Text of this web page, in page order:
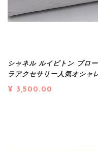
シャネル ルイビトン ブロ
ラアクセサリー人気オシャ
¥ 3,500.00